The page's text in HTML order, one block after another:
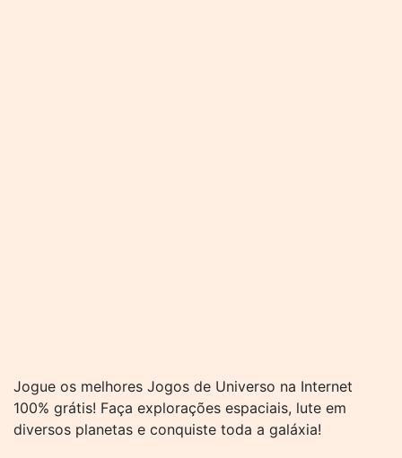
Jogue os melhores Jogos de Universo na Internet
100% grátis! Faça explorações espaciais, lute em
diversos planetas e conquiste toda a galáxia!